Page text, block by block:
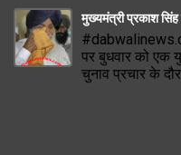
मुख्यमंत्री प्रकाश
पर बुधवार को एक
चुनाव प्रचार के